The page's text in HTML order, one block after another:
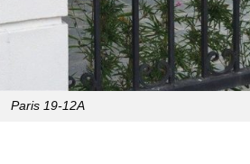
Paris 19-12A